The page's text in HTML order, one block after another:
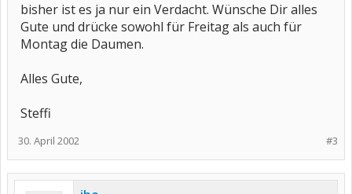
bisher ist es ja nur ein Verdacht. Wünsche Dir alles
Gute und drücke sowohl für Freitag als auch für
Montag die Daumen.
Alles Gute,
Steffi
#3
30. April 2002